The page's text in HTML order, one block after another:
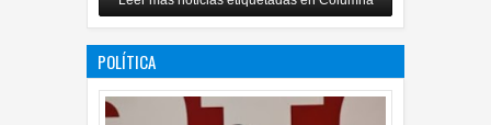
12 Jul 2026 0
POLÍTICA